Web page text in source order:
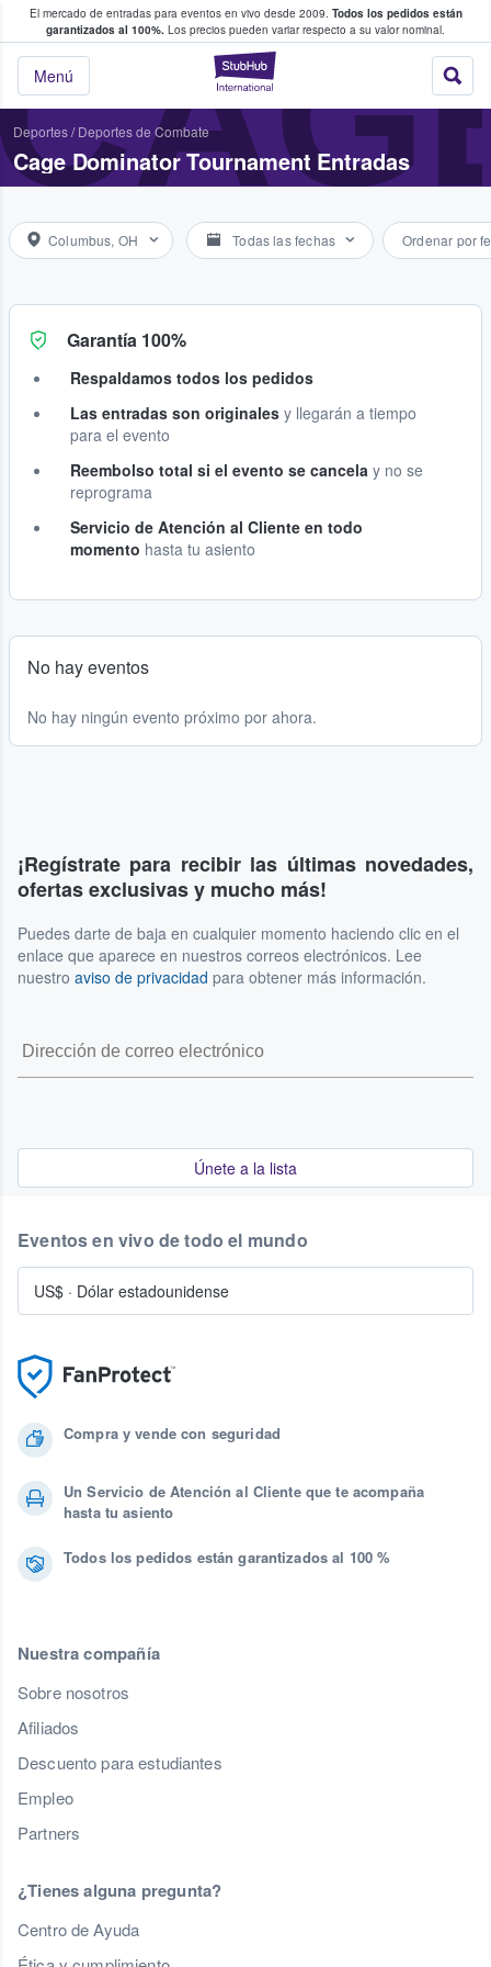
El mercado de entradas para eventos en vivo desde 2009. Todos los pedidos están
garantizados al 100%. Los precios pueden variar respecto a su valor nominal.
StubHub:
Menú
y venta de entradas entre fans
Deportes/ Deportes de Combate
Cage Dominator Tournament Entradas
Columbus, OH Todas las fechas Ordenar por
Garantía 100%
Respaldamos todos los pedidos
Las entradas son originales y llegarán a tiempo
para el evento
Reembolso total si el evento se cancela y no se
reprograma
Servicio de Atención al Cliente en todo
momento hasta tu asiento
No hay eventos
No hay ningún evento próximo por ahora.
¡Regístrate para recibir las últimas novedades,
ofertas exclusivas y mucho más!
Puedes darte de baja en cualquier momento haciendo clic en el
enlace que aparece en nuestros correos electrónicos. Lee
nuestro aviso de privacidad para obtener más información.
Únete a la lista
Compra y vende con seguridad
Un Servicio de Atención al Cliente que te acompaña
hasta tu asiento
Todos los pedidos están garantizados al 100 %
Nuestra compañía
Sobre nosotros
Afiliados
Descuento para estudiantes
Empleo
Partners
¿Tienes alguna pregunta?
Centro de Ayuda
Eventos en vivo de todo el mundo
US$ · Dólar estadounidense